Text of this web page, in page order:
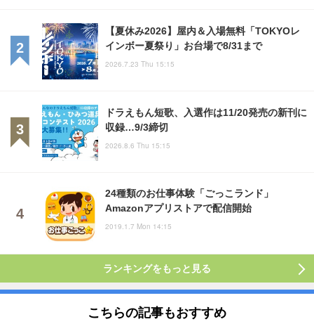
【夏休み2026】屋内＆入場無料「TOKYOレ
インボー夏祭り」お台場で8/31まで
2026.7.23 Thu 15:15
ドラえもん短歌、入選作は11/20発売の新刊に
収録…9/3締切
2026.8.6 Thu 15:15
24種類のお仕事体験「ごっこランド」
Amazonアプリストアで配信開始
2019.1.7 Mon 14:15
ランキングをもっと見る
こちらの記事もおすすめ